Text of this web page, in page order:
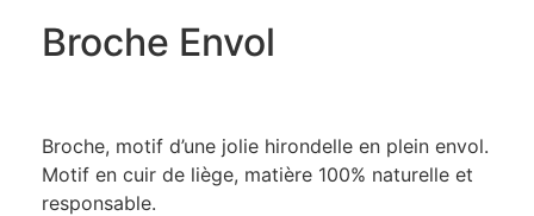
Broche Envol
Broche, motif d’une jolie hirondelle en plein envol.
Motif en cuir de liège, matière 100% naturelle et
responsable.